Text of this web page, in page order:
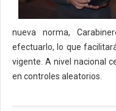
nueva norma,
efectuarlo, lo que
vigente. A nivel nacional
en controles aleatorios.